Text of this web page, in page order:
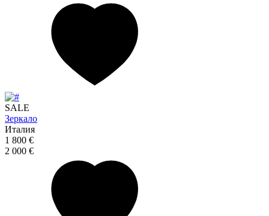
SALE
Зеркало
Италия
1 800 €
2 000 €